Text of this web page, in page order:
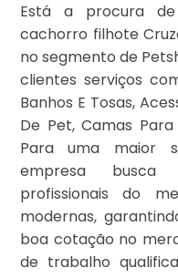
Está a procura
cachorro filhote
no segmento de
clientes serviços
Banhos E Tosas,
De Pet, Camas
Para uma maior
empresa busca
profissionais do
modernas,
boa cotação no
de trabalho